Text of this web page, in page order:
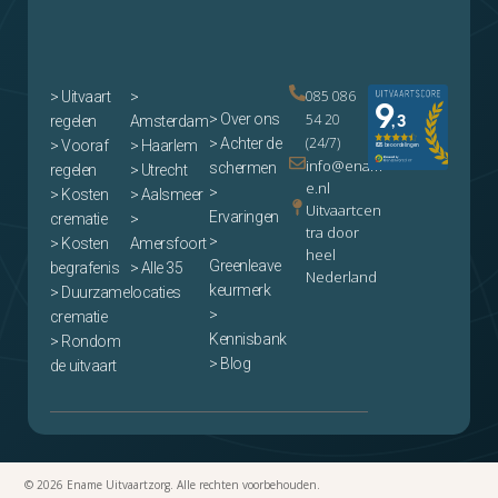
> Uitvaart
regelen
> Vooraf
regelen
> Kosten
crematie
> Kosten
begrafenis
> Duurzame
crematie
> Rondom
de uitvaart
>
Amsterdam
> Haarlem
> Utrecht
> Aalsmeer
>
Amersfoort
> Alle 35
locaties
> Over ons
> Achter de
schermen
>
Ervaringen
>
Greenleave
keurmerk
>
Kennisbank
> Blog
085 086
54 20
(24/7)
info@enam
e.nl
Uitvaartcen
tra door
heel
Nederland
© 2026 Ename Uitvaartzorg. Alle rechten voorbehouden.